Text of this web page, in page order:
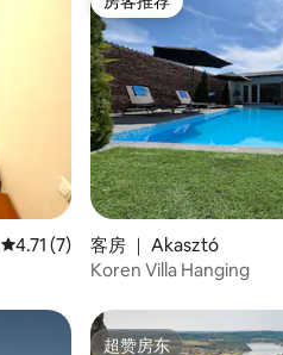
平均评分 4.71 分（满分 5 分），共 7
4.71 (7)
房客推荐
客房 ｜ Akasztó
Koren Villa Hanging
超赞房东